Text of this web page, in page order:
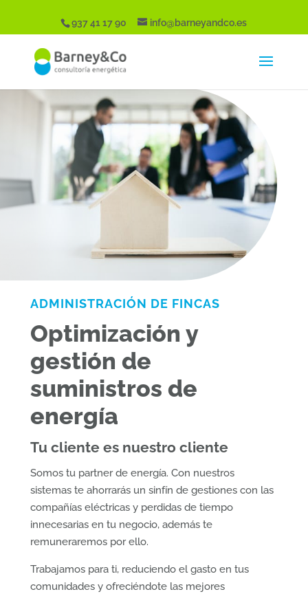
937 41 17 90 info@barneyandco.es
ADMINISTRACIÓN DE FINCAS
Optimización y
gestión de
suministros de
energía
Tu cliente es nuestro cliente
Somos tu partner de energía. Con nuestros
sistemas te ahorrarás un sinfín de gestiones con las
compañías eléctricas y perdidas de tiempo
innecesarias en tu negocio, además te
remuneraremos por ello.
Trabajamos para ti, reduciendo el gasto en tus
comunidades y ofreciéndote las mejores